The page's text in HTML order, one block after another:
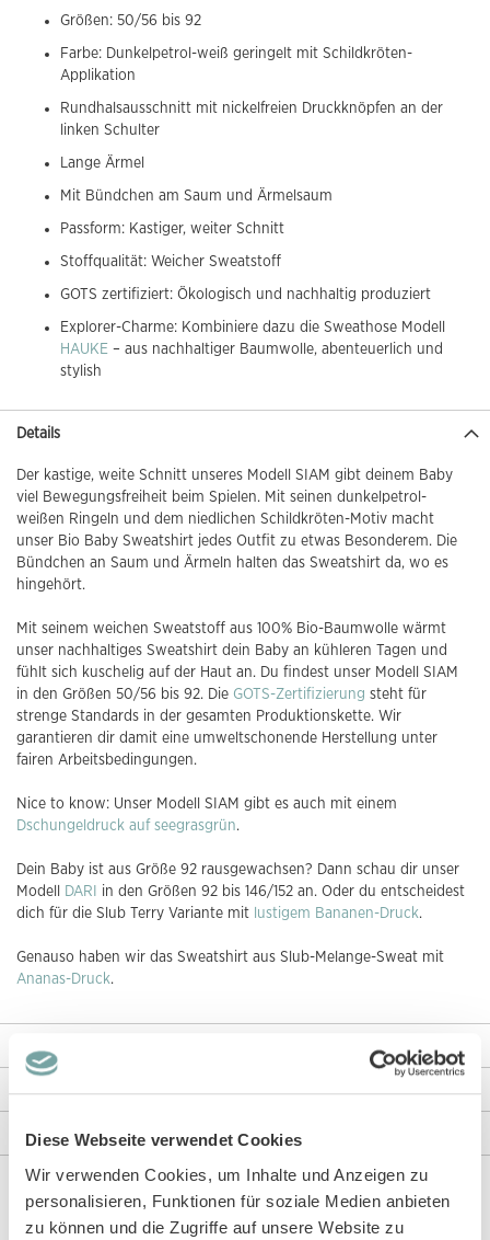
Diese Webseite verwendet Cookies
Wir verwenden Cookies, um Inhalte und Anzeigen zu
personalisieren, Funktionen für soziale Medien anbieten
zu können und die Zugriffe auf unsere Website zu
Größen: 50/56 bis 92
Farbe: Dunkelpetrol-weiß geringelt mit Schildkröten-
Applikation
Rundhalsausschnitt mit nickelfreien Druckknöpfen an der
linken Schulter
Lange Ärmel
Mit Bündchen am Saum und Ärmelsaum
Passform: Kastiger, weiter Schnitt
Stoffqualität: Weicher Sweatstoff
GOTS zertifiziert: Ökologisch und nachhaltig produziert
Explorer-Charme: Kombiniere dazu die Sweathose Modell
HAUKE – aus nachhaltiger Baumwolle, abenteuerlich und
stylish
Details
Der kastige, weite Schnitt unseres Modell SIAM gibt deinem Baby
viel Bewegungsfreiheit beim Spielen. Mit seinen dunkelpetrol-
weißen Ringeln und dem niedlichen Schildkröten-Motiv macht
unser Bio Baby Sweatshirt jedes Outfit zu etwas Besonderem. Die
Bündchen an Saum und Ärmeln halten das Sweatshirt da, wo es
hingehört.
Mit seinem weichen Sweatstoff aus 100% Bio-Baumwolle wärmt
unser nachhaltiges Sweatshirt dein Baby an kühleren Tagen und
fühlt sich kuschelig auf der Haut an. Du findest unser Modell SIAM
in den Größen 50/56 bis 92. Die GOTS-Zertifizierung steht für
strenge Standards in der gesamten Produktionskette. Wir
garantieren dir damit eine umweltschonende Herstellung unter
fairen Arbeitsbedingungen.
Nice to know: Unser Modell SIAM gibt es auch mit einem
Dschungeldruck auf seegrasgrün.
Dein Baby ist aus Größe 92 rausgewachsen? Dann schau dir unser
Modell
DARI
in den Größen 92 bis 146/152 an. Oder du entscheidest
dich für die Slub Terry Variante mit lustigem Bananen-Druck.
Genauso haben wir das Sweatshirt aus Slub-Melange-Sweat mit
Ananas-Druck.
Rezensionen
Angaben zur Produktsicherheit
Diese Artikel könnten dir auch gefallen!